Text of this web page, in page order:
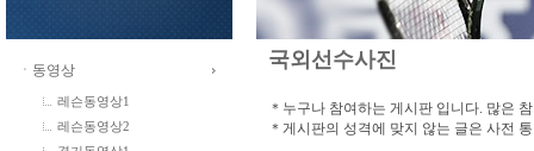
ㆍ동영상
레슨동영상1
레슨동영상2
국외선수사진
＊누구나 참여하는 게시판 입니다. 많은
＊게시판의 성격에 맞지 않는 글은 사전